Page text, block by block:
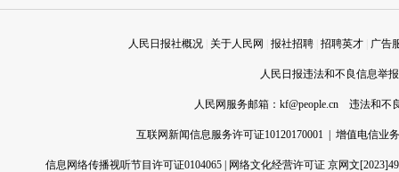
人民日报社概况 关于人民网 报社招聘 招聘英才 广告
人民日报违法和不良信息举
人民网服务邮箱： kf@people.cn 违法和不
互联网新闻信息服务许可证10120170001 增值电信业
信息网络传播视听节目许可证0104065 网络文化经营许可证 京网文